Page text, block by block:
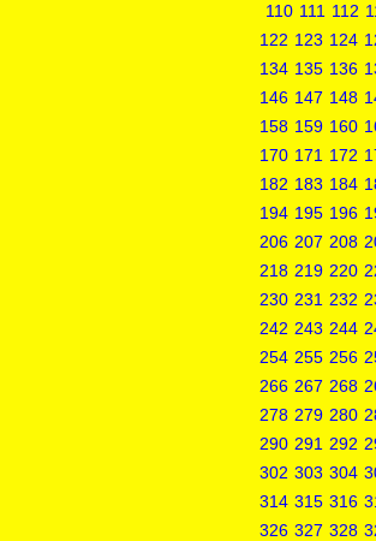
110 111 112
122 123 124
134 135 136
146 147 148
158 159 160
170 171 172
182 183 184
194 195 196
206 207 208
218 219 220
230 231 232
242 243 244
254 255 256
266 267 268
278 279 280
290 291 292
302 303 304
314 315 316
326 327 328